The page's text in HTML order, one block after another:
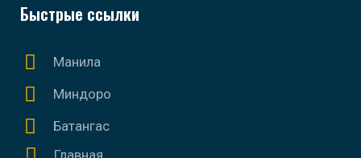
Быстрые ссылки
Манила
Миндоро
Батангас
Главная